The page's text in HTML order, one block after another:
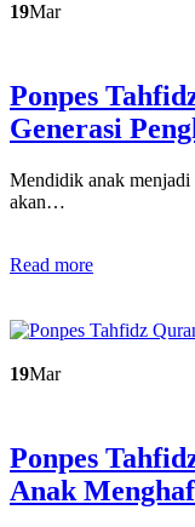
19Mar
Ponpes
Generasi
Mendidik anak menjadi
akan…
Read more
19Mar
Ponpes
Anak